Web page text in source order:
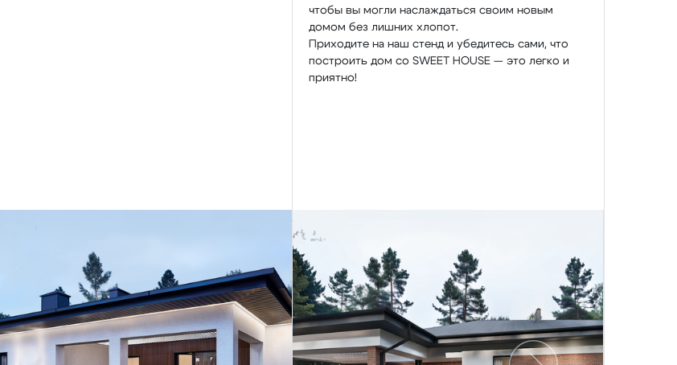
чтобы вы могли наслаждаться своим новым
домом без лишних хлопот.
Приходите на наш стенд и убедитесь сами, что
построить дом со SWEET HOUSE — это легко и
приятно!